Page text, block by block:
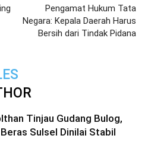
Pengamat Hukum Tata
Negara: Kepala Daerah Harus
Bersih dari Tindak Pidana
Tinjau Gudang Bulog,
Sulsel Dinilai Stabil